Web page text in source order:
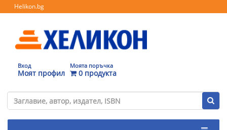
Helikon.bg
Вход
Моят профил
Моята поръчка
0 продукта